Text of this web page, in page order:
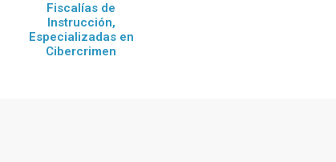
Fiscalías de
Instrucción,
Especializadas en
Cibercrimen